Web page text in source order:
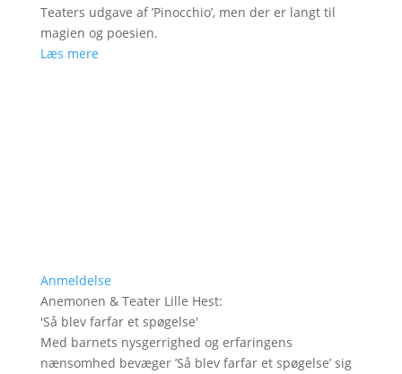
Teaters udgave af ’Pinocchio’, men der er langt til
magien og poesien.
Læs mere
Anmeldelse
Anemonen & Teater Lille Hest:
'Så blev farfar et spøgelse'
Med barnets nysgerrighed og erfaringens
nænsomhed bevæger ’Så blev farfar et spøgelse’ sig